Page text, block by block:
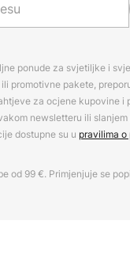
ponude za svjetiljke i
promotivne pakete,
za ocjene kupovine
newsletteru ili
dostupne su u pravilima
od 99 €. Primjenjuje se